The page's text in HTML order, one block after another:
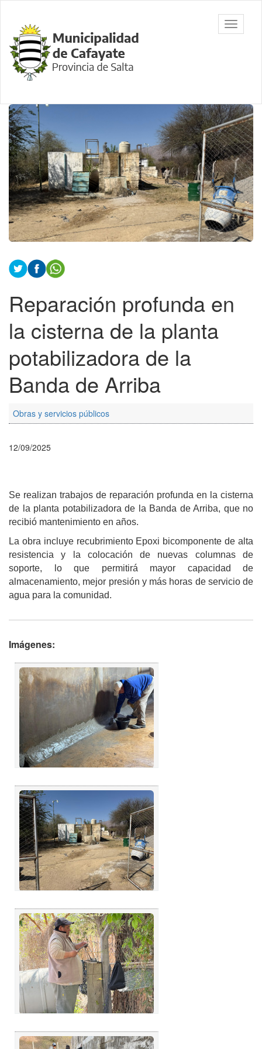
contenido
principal
Municipalidad
de Cafayate,
Salta
barra
Contenido
principal
Reparación profunda en
la cisterna de la planta
potabilizadora de la
Banda de Arriba
Obras y servicios públicos
12/09/2025
Se realizan trabajos de reparación profunda en la cisterna
de la planta potabilizadora de la Banda de Arriba, que no
recibió mantenimiento en años.
La obra incluye recubrimiento Epoxi bicomponente de alta
resistencia y la colocación de nuevas columnas de
soporte, lo que permitirá mayor capacidad de
almacenamiento, mejor presión y más horas de servicio de
agua para la comunidad.
Imágenes: